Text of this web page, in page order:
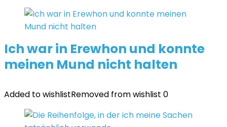
Ich war in Erewhon und konnte
meinen Mund nicht halten
Added to wishlistRemoved from wishlist 0